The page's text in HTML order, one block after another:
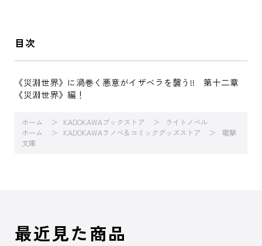
目次
《災淵世界》に渦巻く悪意がイザベラを襲う!! 第十二章
《災淵世界》編！
ホーム KADOKAWAブックストア
ライトノベル
ホーム
KADOKAWAラノベ＆コミックグッズストア
電撃
文庫
最近見た商品